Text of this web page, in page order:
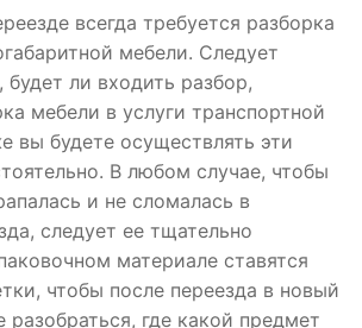
всегда требуется разборка
мебели. Следует
будет ли входить разбор,
мебели в услуги транспортной
вы будете осуществлять эти
В любом случае, чтобы
и не сломалась в
следует ее тщательно
материале ставятся
чтобы после переезда в новый
разобраться, где какой предмет